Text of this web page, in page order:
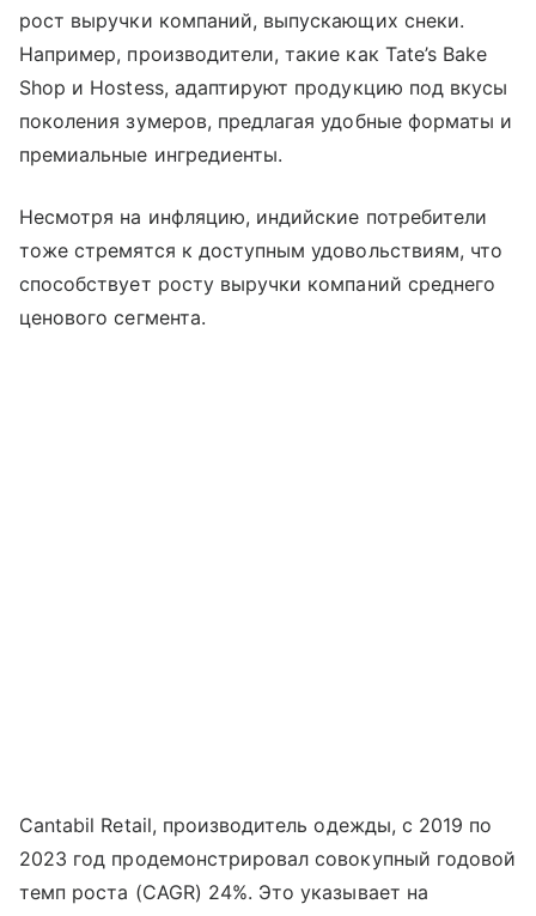
рост выручки компаний, выпускающих снеки.
Например, производители, такие как Tate’s Bake
Shop и Hostess, адаптируют продукцию под вкусы
поколения зумеров, предлагая удобные форматы и
премиальные ингредиенты.
Несмотря на инфляцию, индийские потребители
тоже стремятся к доступным удовольствиям, что
способствует росту выручки компаний среднего
ценового сегмента.
Cantabil Retail, производитель одежды, с 2019 по
2023 год продемонстрировал совокупный годовой
темп роста (CAGR) 24%. Это указывает на